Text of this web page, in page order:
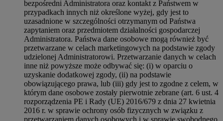
bezpośredni Administratora oraz kontakt z Państwem w
przypadkach innych niż określone wyżej, gdy jest to
uzasadnione w szczególności otrzymanym od Państwa
zapytaniem oraz przedmiotem działalności gospodarczej
Administratora. Państwa dane osobowe mogą również być
przetwarzane w celach marketingowych na podstawie zgody
udzielonej Administratorowi. Przetwarzanie danych w celach
inne niż powyższe może odbywać się: (i) w oparciu o
uzyskanie dodatkowej zgody, (ii) na podstawie
obowiązującego prawa, lub (iii) gdy jest to zgodne z celem, w
którym dane osobowe zostały pierwotnie zebrane (art. 6 ust. 4
rozporządzenia PE i Rady (UE) 2016/679 z dnia 27 kwietnia
2016 r. w sprawie ochrony osób fizycznych w związku z
przetwarzaniem danych osobowych i w sprawie swobodnego